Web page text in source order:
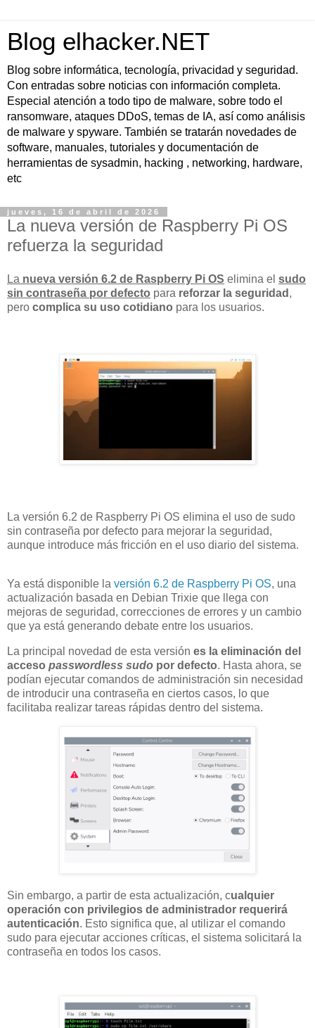
Blog elhacker.NET
Blog sobre informática, tecnología, privacidad y seguridad.
Con entradas sobre noticias con información completa.
Especial atención a todo tipo de malware, sobre todo el
ransomware, ataques DDoS, temas de IA, así como análisis
de malware y spyware. También se tratarán novedades de
software, manuales, tutoriales y documentación de
herramientas de sysadmin, hacking , networking, hardware,
etc
jueves, 16 de abril de 2026
La nueva versión de Raspberry Pi OS
refuerza la seguridad
La nueva versión 6.2 de Raspberry Pi OS elimina el sudo
sin contraseña por defecto para reforzar la seguridad ,
pero complica su uso cotidiano para los usuarios.
La versión 6.2 de Raspberry Pi OS elimina el uso de sudo
sin contraseña por defecto para mejorar la seguridad,
aunque introduce más fricción en el uso diario del sistema.
Ya está disponible la versión 6.2 de Raspberry Pi OS, una
actualización basada en Debian Trixie que llega con
mejoras de seguridad, correcciones de errores y un cambio
que ya está generando debate entre los usuarios.
La principal novedad de esta versión es la eliminación del
acceso passwordless sudo por defecto. Hasta ahora, se
podían ejecutar comandos de administración sin necesidad
de introducir una contraseña en ciertos casos, lo que
facilitaba realizar tareas rápidas dentro del sistema.
Sin embargo, a partir de esta actualización, cualquier
operación con privilegios de administrador requerirá
autenticación. Esto significa que, al utilizar el comando
sudo para ejecutar acciones críticas, el sistema solicitará la
contraseña en todos los casos.